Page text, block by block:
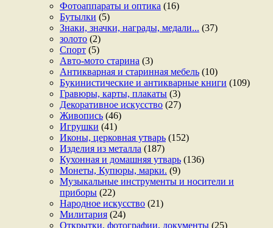
Фотоаппараты и оптика (16)
Бутылки (5)
Знаки, значки, награды, медали... (37)
золото (2)
Спорт (5)
Авто-мото старина (3)
Антикварная и старинная мебель (10)
Букинистические и антикварные книги (109)
Гравюры, карты, плакаты (3)
Декоративное искусство (27)
Живопись (46)
Игрушки (41)
Иконы, церковная утварь (152)
Изделия из металла (187)
Кухонная и домашняя утварь (136)
Монеты, Купюры, марки. (9)
Музыкальные инструменты и носители и
приборы (22)
Народное искусство (21)
Милитария (24)
Открытки, фотографии, документы (25)